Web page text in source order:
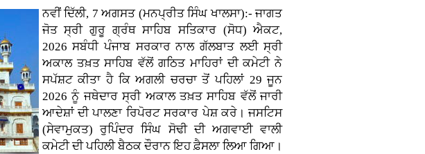
ਨਵੀਂ ਦਿੱਲੀ, 7 ਅਗਸਤ (ਮਨਪ੍ਰੀਤ ਸਿੰਘ ਖਾਲਸਾ):- ਜਾਗਤ
ਜੋਤ ਸ੍ਰੀ ਗੁਰੂ ਗ੍ਰੰਥ ਸਾਹਿਬ ਸਤਿਕਾਰ (ਸੋਧ) ਐਕਟ,
2026 ਸਬੰਧੀ ਪੰਜਾਬ ਸਰਕਾਰ ਨਾਲ ਗੱਲਬਾਤ ਲਈ ਸ੍ਰੀ
ਅਕਾਲ ਤਖ਼ਤ ਸਾਹਿਬ ਵੱਲੋਂ ਗਠਿਤ ਮਾਹਿਰਾਂ ਦੀ ਕਮੇਟੀ ਨੇ
ਸਪੱਸ਼ਟ ਕੀਤਾ ਹੈ ਕਿ ਅਗਲੀ ਚਰਚਾ ਤੋਂ ਪਹਿਲਾਂ 29 ਜੂਨ
2026 ਨੂੰ ਜਥੇਦਾਰ ਸ੍ਰੀ ਅਕਾਲ ਤਖ਼ਤ ਸਾਹਿਬ ਵੱਲੋਂ ਜਾਰੀ
ਆਦੇਸ਼ਾਂ ਦੀ ਪਾਲਣਾ ਰਿਪੋਰਟ ਸਰਕਾਰ ਪੇਸ਼ ਕਰੇ। ਜਸਟਿਸ
(ਸੇਵਾਮੁਕਤ) ਰੁਪਿੰਦਰ ਸਿੰਘ ਸੋਢੀ ਦੀ ਅਗਵਾਈ ਵਾਲੀ
ਕਮੇਟੀ ਦੀ ਪਹਿਲੀ ਬੈਠਕ ਦੌਰਾਨ ਇਹ ਫ਼ੈਸਲਾ ਲਿਆ ਗਿਆ।